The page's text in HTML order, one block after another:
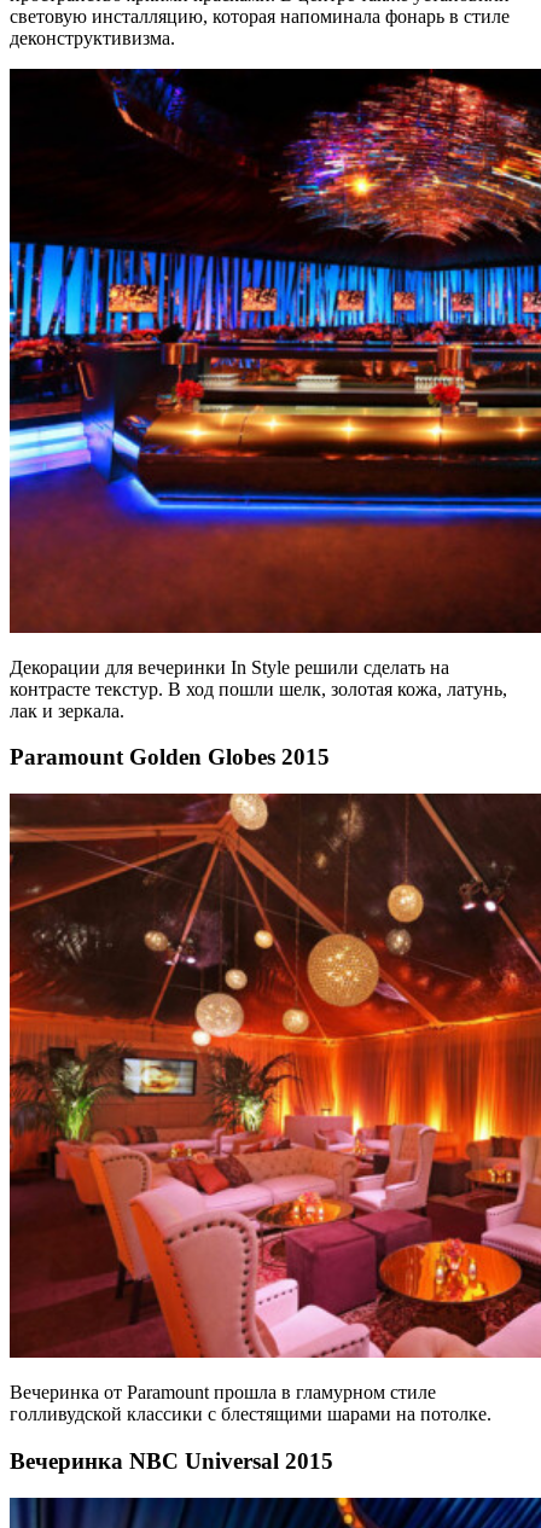
световую инсталляцию, которая напоминала фонарь в стиле
деконструктивизма.
Декорации для вечеринки In Style решили сделать на
контрасте текстур. В ход пошли шелк, золотая кожа, латунь,
лак и зеркала.
Paramount Golden Globes 2015
Вечеринка от Paramount прошла в гламурном стиле
голливудской классики с блестящими шарами на потолке.
Вечеринка NBC Universal 2015